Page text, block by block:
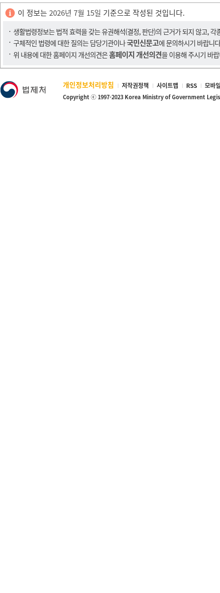
이 정보는 2026년 7월 15일 기준으로 작성된 것입니다.
생활법령정보는 법적 효력을 갖는 유권해석(결정, 판단)의 근거가 되지 않고,
구체적인 법령에 대한 질의는 담당기관이나국민신문고에 문의하시기 바랍니
위 내용에 대한 홈페이지 개선의견은홈페이지 개선의견을 이용해 주시기 바
개인정보처리방침 저작권정책 사이트맵 RSS 모바
Copyright ⓒ 1997-2023 Korea Ministry of Government